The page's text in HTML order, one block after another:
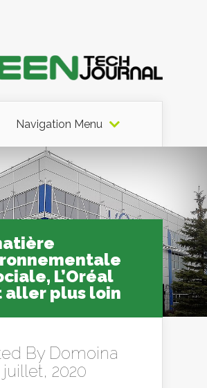
Navigation Menu
L’Oréal
aller plus loin
By Domoina
juillet, 2020